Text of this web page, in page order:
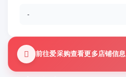
-
前往爱采购查看更多店铺信息